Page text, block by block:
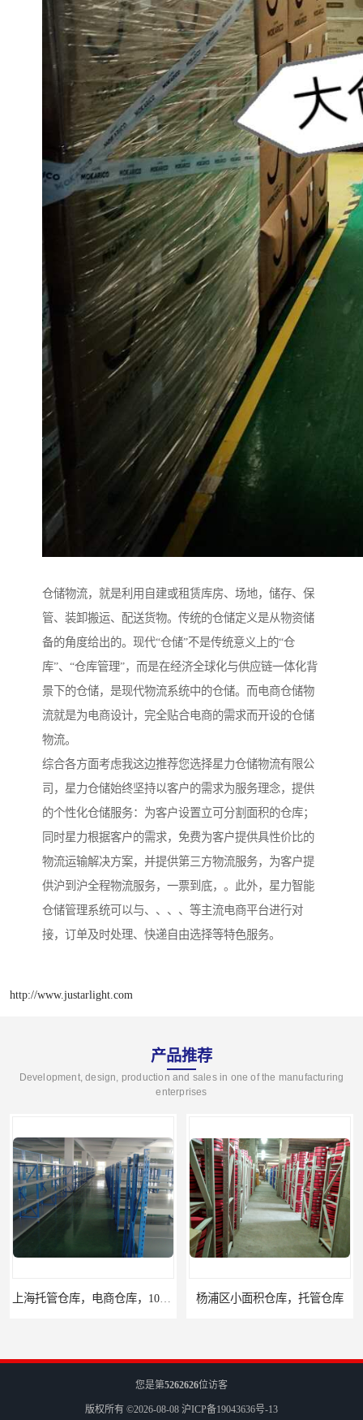
仓储物流，就是利用自建或租赁库房、场地，储存、保
管、装卸搬运、配送货物。传统的仓储定义是从物资储
备的角度给出的。现代“仓储”不是传统意义上的“仓
库”、“仓库管理”，而是在经济全球化与供应链一体化背
景下的仓储，是现代物流系统中的仓储。而电商仓储物
流就是为电商设计，完全贴合电商的需求而开设的仓储
物流。
综合各方面考虑我这边推荐您选择星力仓储物流有限公
司，星力仓储始终坚持以客户的需求为服务理念，提供
的个性化仓储服务：为客户设置立可分割面积的仓库；
同时星力根据客户的需求，免费为客户提供具性价比的
物流运输解决方案，并提供第三方物流服务，为客户提
供沪到沪全程物流服务，一票到底，。此外，星力智能
仓储管理系统可以与、、、、等主流电商平台进行对
接，订单及时处理、快递自由选择等特色服务。
http://www.justarlight.com
产品推荐
Development, design, production and sales in one of the manufacturing
enterprises
杨浦区小面积仓库，托管仓库
您是第5262626位访客
版权所有 ©2026-08-08 沪ICP备19043636号-13